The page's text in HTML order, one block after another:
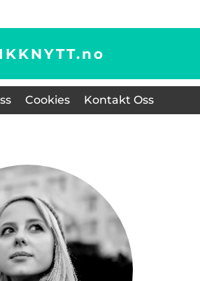
no
Cookies Kontakt Oss